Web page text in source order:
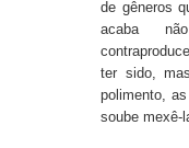
de gêneros
acaba
ter sido,
polimento,
soube mexê-